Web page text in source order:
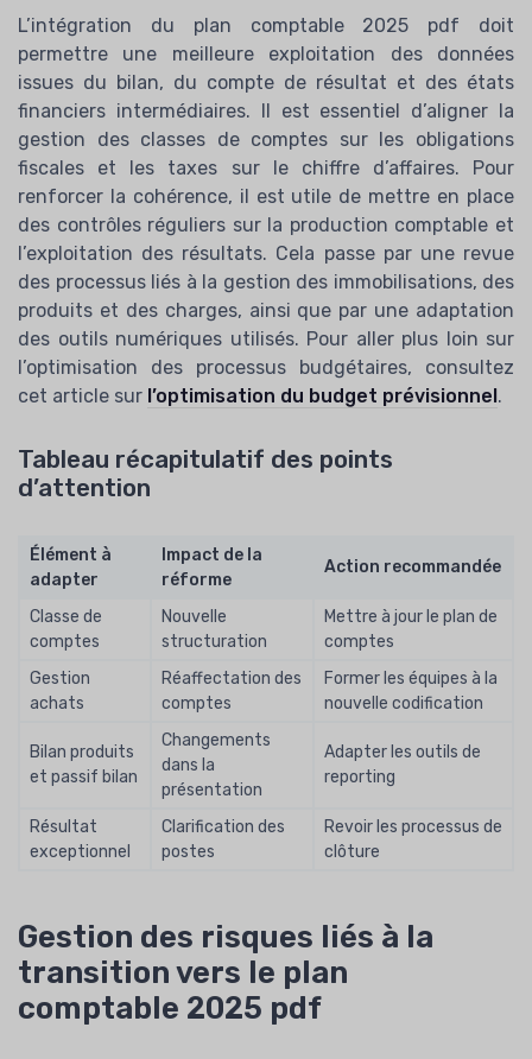
L’intégration du plan comptable 2025 pdf doit
permettre une meilleure exploitation des données
issues du bilan, du compte de résultat et des états
financiers intermédiaires. Il est essentiel d’aligner la
gestion des classes de comptes sur les obligations
fiscales et les taxes sur le chiffre d’affaires. Pour
renforcer la cohérence, il est utile de mettre en place
des contrôles réguliers sur la production comptable et
l’exploitation des résultats. Cela passe par une revue
des processus liés à la gestion des immobilisations, des
produits et des charges, ainsi que par une adaptation
des outils numériques utilisés. Pour aller plus loin sur
l’optimisation des processus budgétaires, consultez
cet article sur l’optimisation du budget prévisionnel.
Tableau récapitulatif des points
d’attention
Élément à
adapter
Impact de la
réforme
Action recommandée
Classe de
comptes
Nouvelle
structuration
Mettre à jour le plan de
comptes
Gestion
achats
Réaffectation des
comptes
Former les équipes à la
nouvelle codification
Bilan produits
et passif bilan
Changements
dans la
présentation
Adapter les outils de
reporting
Résultat
exceptionnel
Clarification des
postes
Revoir les processus de
clôture
Gestion des risques liés à la
transition vers le plan
comptable 2025 pdf